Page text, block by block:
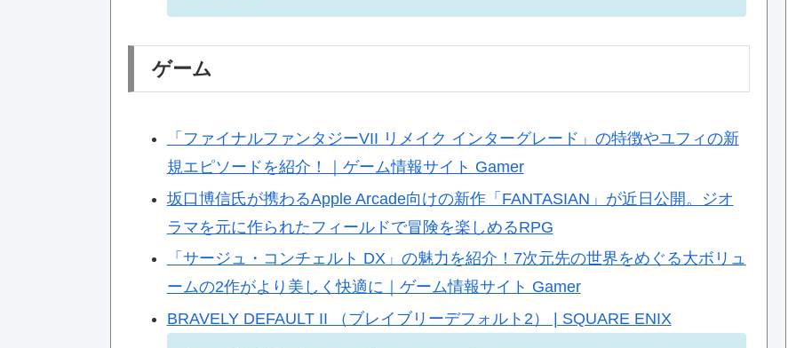
ゲーム
「ファイナルファンタジーVII リメイク インターグレード」の特徴やユフィの新
規エピソードを紹介！｜ゲーム情報サイト Gamer
坂口博信氏が携わるApple Arcade向けの新作「FANTASIAN」が近日公開。ジオ
ラマを元に作られたフィールドで冒険を楽しめるRPG
「サージュ・コンチェルト DX」の魅力を紹介！7次元先の世界をめぐる大ボリュ
ームの2作がより美しく快適に｜ゲーム情報サイト Gamer
BRAVELY DEFAULT II （ブレイブリーデフォルト2） | SQUARE ENIX